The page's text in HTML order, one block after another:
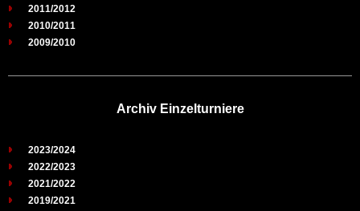
2011/2012
2010/2011
2009/2010
Archiv Einzelturniere
2023/2024
2022/2023
2021/2022
2019/2021